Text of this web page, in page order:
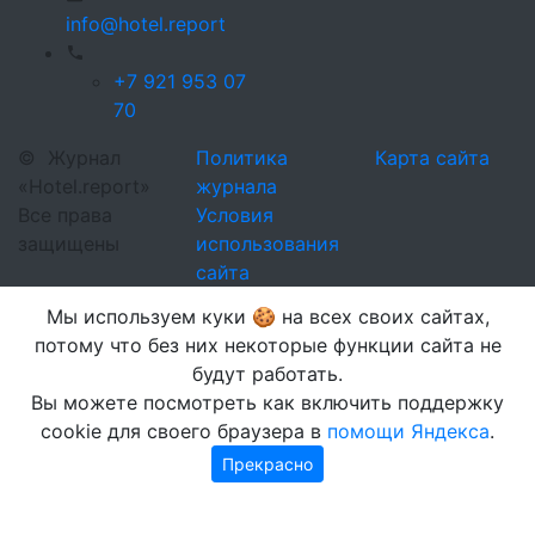
info@hotel.report
+7 921 953 07
70
©
Журнал
«Hotel.report»
Все права
защищены
Политика
журнала
Условия
использования
сайта
Карта сайта
Мы используем куки 🍪 на всех своих сайтах,
потому что без них некоторые функции сайта не
будут работать.
Вы можете посмотреть как включить поддержку
cookie для своего браузера в помощи Яндекса.
Прекрасно